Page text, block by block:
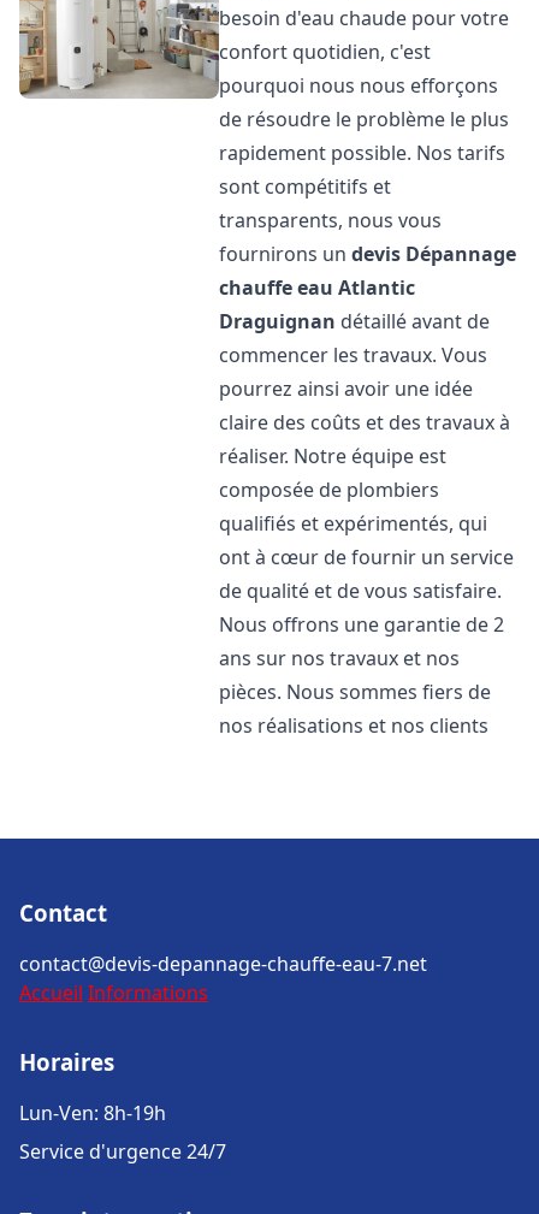
besoin d'eau chaude pour votre
confort quotidien, c'est
pourquoi nous nous efforçons
de résoudre le problème le plus
rapidement possible. Nos tarifs
sont compétitifs et
transparents, nous vous
fournirons undevis Dépannage
chauffe eau Atlantic
Draguignan détaillé avant de
commencer les travaux. Vous
pourrez ainsi avoir une idée
claire des coûts et des travaux à
réaliser. Notre équipe est
composée de plombiers
qualifiés et expérimentés, qui
ont à cœur de fournir un service
de qualité et de vous satisfaire.
Nous offrons une garantie de 2
ans sur nos travaux et nos
pièces. Nous sommes fiers de
nos réalisations et nos clients
Contact
contact@devis-depannage-chauffe-eau-7.net
Accueil Informations
Horaires
Lun-Ven: 8h-19h
Service d'urgence 24/7